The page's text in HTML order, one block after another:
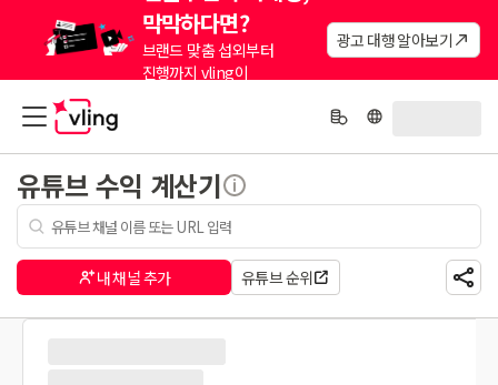
막막하다면?
브랜드 맞춤 섭외부터
진행까지 vling이
광고 대행 알아보기
유튜브 수익 계산기
내 채널 추가 유튜브 순위